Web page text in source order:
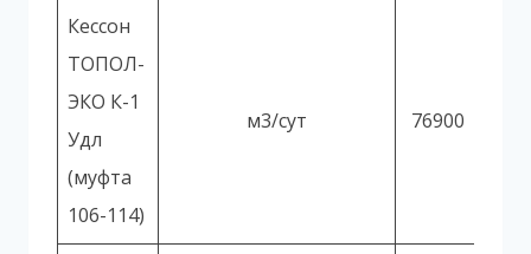
Кессон
ТОПОЛ-
ЭКО К-1
Удл
(муфта
106-114)
м3/сут 76900